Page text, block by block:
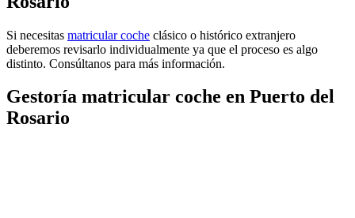
Si necesitas matricular coche clásico o histórico extranjero
deberemos revisarlo individualmente ya que el proceso es algo
distinto. Consúltanos para más información.
Gestoría matricular coche en Puerto del
Rosario